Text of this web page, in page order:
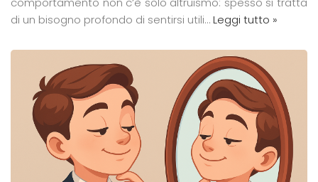
di un bisogno profondo di sentirsi utili…Leggi tutto »